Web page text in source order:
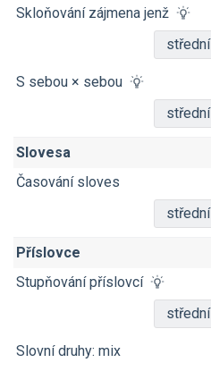
Skloňování zájmena jenž
střední
S sebou × sebou
střední
Slovesa
Časování sloves
střední
Příslovce
Stupňování příslovcí
střední
Slovní druhy: mix